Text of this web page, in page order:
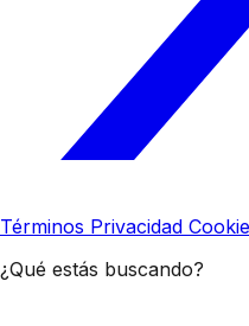
Términos Privacidad
¿Qué estás buscando?